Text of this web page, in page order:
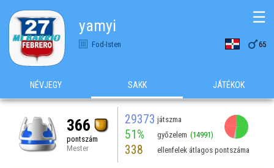
yamyi
Fod-Isten 65
☰
NÉVJEGY SAKK JÁTÉKOK
366
pontszám
Mester
29373 játszma
51% győzelem (14991)
338 ellenfelek átlagos pontszáma